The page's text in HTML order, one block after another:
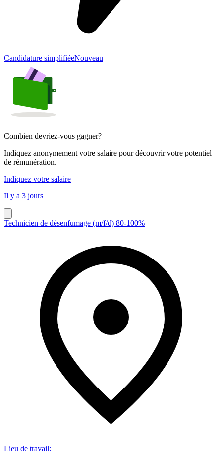
Candidature simplifiéeNouveau
Combien devriez-vous gagner?
Indiquez anonymement votre salaire pour découvrir votre potentiel
de rémunération.
Indiquez votre salaire
Il y a 3 jours
Technicien de désenfumage (m/f/d) 80-100%
Lieu de travail: